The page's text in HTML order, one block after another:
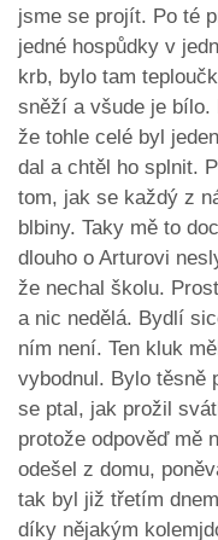
jsme se projít. Po té
jedné hospůdky v
krb, bylo tam
sněží a všude je bílo.
že tohle celé byl
dal a chtěl ho splnit.
tom, jak se každý z
blbiny. Taky mě to
dlouho o Arturovi
že nechal školu.
a nic nedělá. Bydlí
ním není. Ten kluk
vybodnul. Bylo těsně
se ptal, jak prožil
protože odpověď mě
odešel z domu,
tak byl již třetím
díky nějakým